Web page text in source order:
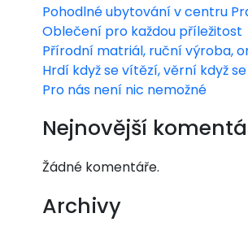
Pohodlné ubytování v centru
Oblečení pro každou příležitost
Přírodní matriál, ruční výroba,
Hrdí když se vítězí, věrní když
Pro nás není nic nemožné
Nejnovější
Žádné komentáře.
Archivy